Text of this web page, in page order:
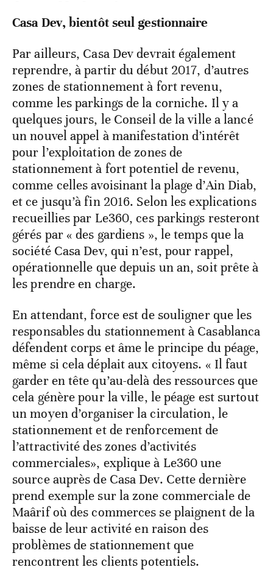
Casa Dev, bientôt seul gestionnaire
Par ailleurs, Casa Dev devrait également
reprendre, à partir du début 2017, d’autres
zones de stationnement à fort revenu,
comme les parkings de la corniche. Il y a
quelques jours, le Conseil de la ville a lancé
un nouvel appel à manifestation d’intérêt
pour l’exploitation de zones de
stationnement à fort potentiel de revenu,
comme celles avoisinant la plage d’Ain Diab,
et ce jusqu’à fin 2016. Selon les explications
recueillies par Le360, ces parkings resteront
gérés par « des gardiens », le temps que la
société Casa Dev, qui n’est, pour rappel,
opérationnelle que depuis un an, soit prête à
les prendre en charge.
En attendant, force est de souligner que les
responsables du stationnement à Casablanca
défendent corps et âme le principe du péage,
même si cela déplait aux citoyens. « Il faut
garder en tête qu’au-delà des ressources que
cela génère pour la ville, le péage est surtout
un moyen d’organiser la circulation, le
stationnement et de renforcement de
l’attractivité des zones d’activités
commerciales», explique à Le360 une
source auprès de Casa Dev. Cette dernière
prend exemple sur la zone commerciale de
Maârif où des commerces se plaignent de la
baisse de leur activité en raison des
problèmes de stationnement que
rencontrent les clients potentiels.